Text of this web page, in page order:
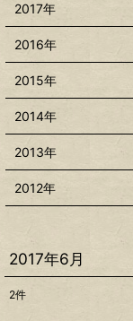
2017年6月
2件
2017年
2016年
2015年
2014年
2013年
2012年